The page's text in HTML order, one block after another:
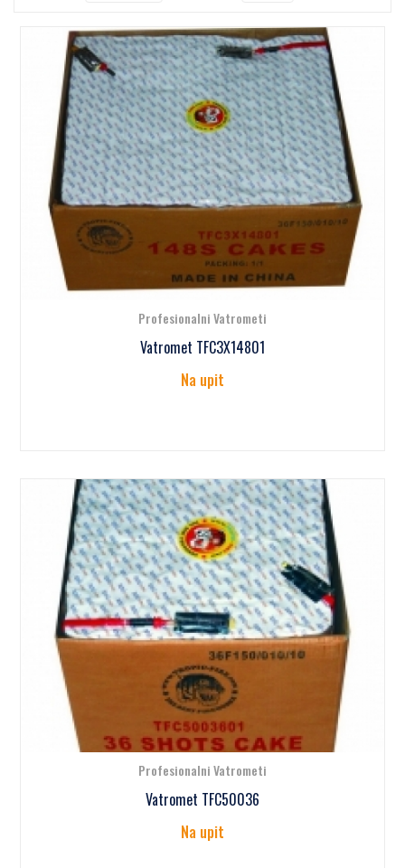
Profesionalni Vatrometi
Vatromet TFC3X14801
Na upit
Profesionalni Vatrometi
Vatromet TFC50036
Na upit